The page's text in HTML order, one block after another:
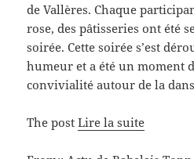
de Vallères. Chaque
rose, des pâtisseries ont été
soirée. Cette soirée s’est
humeur et a été un moment
convivialité autour de la
The postLire la suite